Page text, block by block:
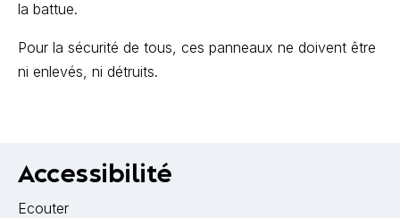
la battue.
Pour la sécurité de tous, ces panneaux ne doivent être
ni enlevés, ni détruits.
Accessibilité
Ecouter